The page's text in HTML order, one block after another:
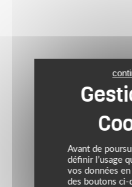
Avant de
définir l’usage
vos données
des boutons ci-